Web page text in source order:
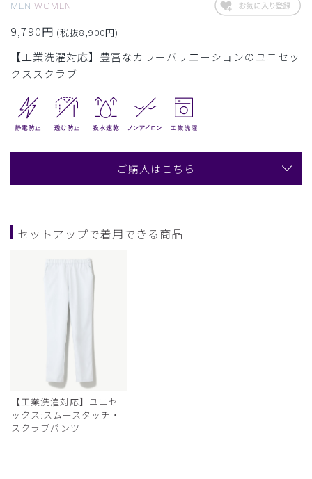
MEN WOMEN
9,790円 (税抜8,900円)
【工業洗濯対応】豊富なカラーバリエーションのユニセッ
クススクラブ
ご購入はこちら
セットアップで着用できる商品
【工業洗濯対応】ユニセ
ックス:スムースタッチ・
スクラブパンツ